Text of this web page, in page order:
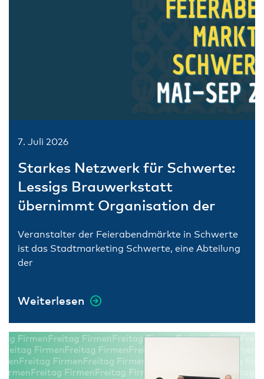
7. Juli 2026
Starkes Netzwerk für Schwerte:
Lessigs Brauwerkstatt
übernimmt Organisation der
Veranstalter der Feierabendmärkte in Schwerte
ist das Stadtmarketing Schwerte, eine Abteilung
der
Weiterlesen